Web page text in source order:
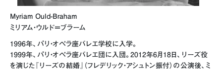
Myriam Ould-Braham
ミリアム・ウルド＝ブラーム
1996年、パリ・オペラ座バレエ学校に入学。
1999年、パリ・オペラ座バレエ団に入団。2012年6月18日、リーズ役
を演じた『リーズの結婚』（フレデリック・アシュトン振付）の公演後、ミ